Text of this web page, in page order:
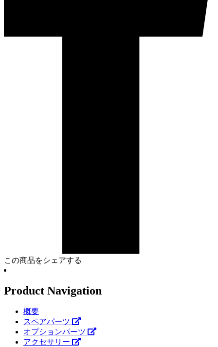
この商品をシェアする
Product Navigation
概要
スペアパーツ
オプションパーツ
アクセサリー